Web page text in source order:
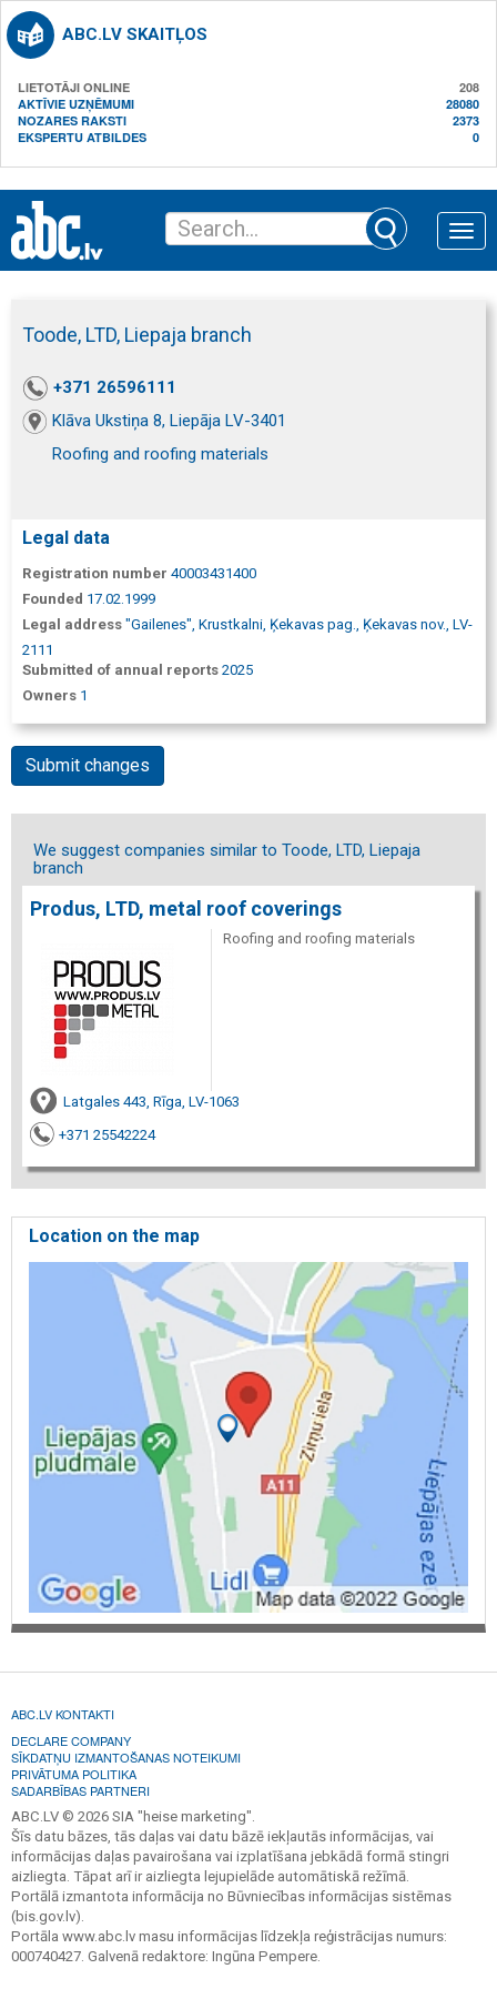
ABC.LV SKAITĻOS
LIETOTĀJI ONLINE
208
AKTĪVIE UZŅĒMUMI
28080
NOZARES RAKSTI
2373
EKSPERTU ATBILDES
0
Toggle
Toode, LTD, Liepaja branch
+371 26596111
Klāva Ukstiņa 8, Liepāja LV-3401
Roofing and roofing materials
Legal data
Registration number 40003431400
Founded 17.02.1999
Legal address "Gailenes", Krustkalni, Ķekavas pag., Ķekavas nov., LV-
2111
Submitted of annual reports 2025
Owners 1
Submit changes
We suggest companies similar to Toode, LTD, Liepaja
branch
Produs, LTD, metal roof coverings
Roofing and roofing materials
Latgales 443, Rīga, LV-1063
+371 25542224
Location on the map
ABC.LV KONTAKTI
DECLARE COMPANY
SĪKDATŅU IZMANTOŠANAS NOTEIKUMI
PRIVĀTUMA POLITIKA
SADARBĪBAS PARTNERI
ABC.LV © 2026 SIA "heise marketing".
Šīs datu bāzes, tās daļas vai datu bāzē iekļautās informācijas, vai
informācijas daļas pavairošana vai izplatīšana jebkādā formā stingri
aizliegta. Tāpat arī ir aizliegta lejupielāde automātiskā režīmā.
Portālā izmantota informācija no Būvniecības informācijas sistēmas
(bis.gov.lv).
Portāla www.abc.lv masu informācijas līdzekļa reģistrācijas numurs:
000740427. Galvenā redaktore: Ingūna Pempere.